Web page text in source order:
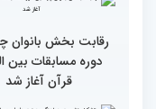
وحدت کشورهای
از مفاهیم و تعالیم